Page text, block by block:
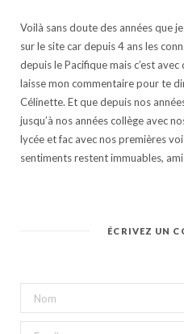
Voilà sans doute des années que
sur le site car depuis 4 ans les
depuis le Pacifique mais c’est
laisse mon commentaire pour te
Célinette. Et que depuis nos
jusqu’à nos années collège avec
lycée et fac avec nos premières
sentiments restent immuables,
ÉCRIVEZ UN